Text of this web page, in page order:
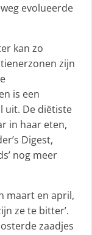
evolueerde
kan zo
zijn
is een
uit. De diëtiste
in haar eten,
Digest,
nog meer
maart en april,
ze te bitter’.
zaadjes